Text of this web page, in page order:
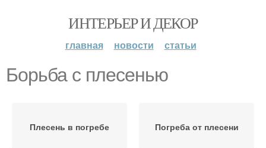
ИНТЕРЬЕР И ДЕКОР
главная новости статьи
Борьба с плесенью
Плесень в погребе Погреба от плесени